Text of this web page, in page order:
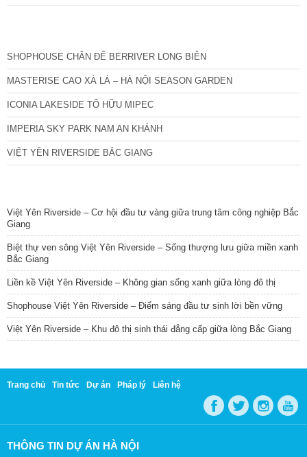
SHOPHOUSE CHÂN ĐẾ BERRIVER LONG BIÊN
MASTERISE CAO XÀ LÁ – HÀ NỘI SEASON GARDEN
ICONIA LAKESIDE TỐ HỮU MIPEC
IMPERIA SKY PARK NAM AN KHÁNH
VIỆT YÊN RIVERSIDE BẮC GIANG
Việt Yên Riverside – Cơ hội đầu tư vàng giữa trung tâm công nghiệp Bắc
Giang
Biệt thự ven sông Việt Yên Riverside – Sống thượng lưu giữa miền xanh
Bắc Giang
Liền kề Việt Yên Riverside – Không gian sống xanh giữa lòng đô thị
Shophouse Việt Yên Riverside – Điểm sáng đầu tư sinh lời bền vững
Việt Yên Riverside – Khu đô thị sinh thái đẳng cấp giữa lòng Bắc Giang
Trang chủ Tin tức Dự án Pháp lý Liên hệ
THÔNG TIN DỰ ÁN HÀ NỘI